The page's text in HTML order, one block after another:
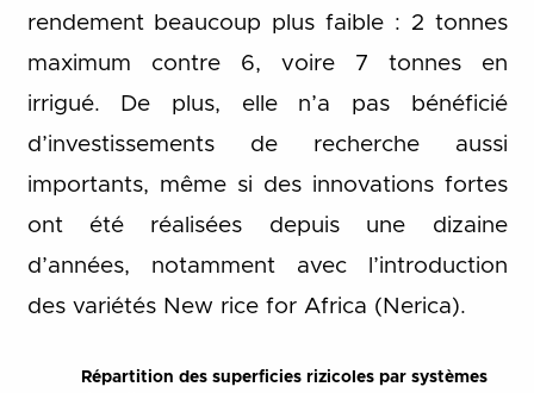
rendement beaucoup plus faible : 2 tonnes
maximum contre 6, voire 7 tonnes en
irrigué. De plus, elle n’a pas bénéficié
d’investissements de recherche aussi
importants, même si des innovations fortes
ont été réalisées depuis une dizaine
d’années, notamment avec l’introduction
des variétés New rice for Africa (Nerica).
Répartition des superficies rizicoles par systèmes